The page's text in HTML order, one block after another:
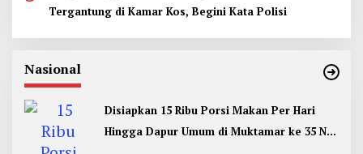
Tergantung di Kamar Kos, Begini Kata Polisi
Nasional
Disiapkan 15 Ribu Porsi Makan Per Hari
Hingga Dapur Umum di Muktamar ke 35 NU